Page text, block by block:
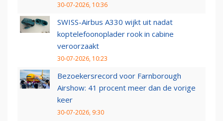
30-07-2026, 10:36
SWISS-Airbus A330 wijkt uit nadat
koptelefoonoplader rook in cabine
veroorzaakt
30-07-2026, 10:23
Bezoekersrecord voor Farnborough
Airshow: 41 procent meer dan de vorige
keer
30-07-2026, 9:30